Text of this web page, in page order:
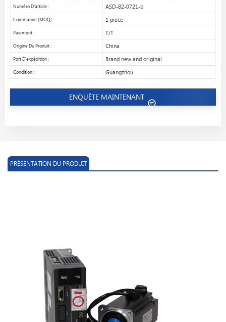
Numéro D'article : ASD-B2-0721-b
Commande (MOQ) : 1 piece
Paiement : T/T
Origine Du Produit : China
Port D'expédition : Brand new and original
Condition : Guangzhou
ENQUÊTE MAINTENANT
PRÉSENTATION DU PRODUIT